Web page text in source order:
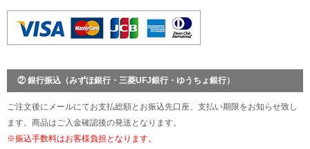
② 銀行振込（みずほ銀行・三菱UFJ銀行・ゆうちょ銀行）
ご注文後にメールにてお支払総額とお振込先口座、支払い期限をお知らせ致し
ます。商品はご入金確認後の発送となります。
※振込手数料はお客様負担となります。